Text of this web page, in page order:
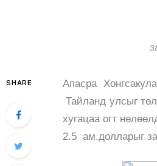
SHARE
Апасра
Тайланд улсыг
хугацаа огт
2.5 ам.долларыг